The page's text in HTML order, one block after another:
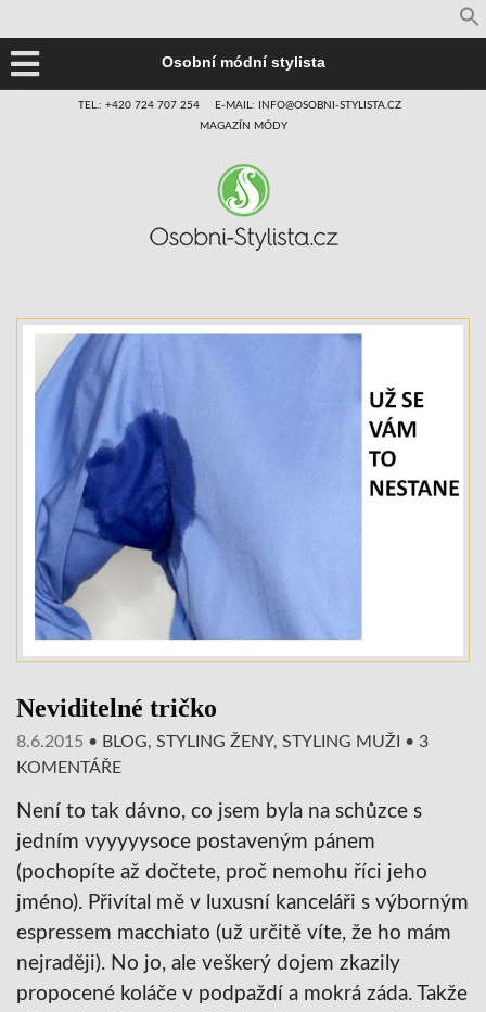
Osobní módní stylista
TEL.: +420 724 707 254
E-MAIL: INFO@OSOBNI-STYLISTA.CZ
MAGAZÍN MÓDY
Neviditelné tričko
8.6.2015 • BLOG, STYLING ŽENY, STYLING MUŽI • 3
KOMENTÁŘE
Není to tak dávno, co jsem byla na schůzce s
jedním vyyyyysoce postaveným pánem
(pochopíte až dočtete, proč nemohu říci jeho
jméno). Přivítal mě v luxusní kanceláři s výborným
espressem macchiato (už určitě víte, že ho mám
nejraději). No jo, ale veškerý dojem zkazily
propocené koláče v podpaždí a mokrá záda. Takže